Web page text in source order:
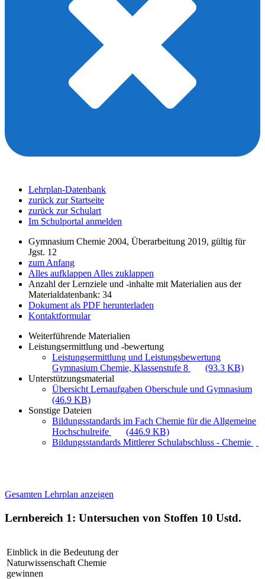
Lehrplan-Datenbank
zurück zur Startseite
zurück zur Schulart
Im Schulportal anmelden
Gymnasium Chemie 2004, Überarbeitung 2019, gültig für
Jgst. 12
zum Anfang
Alles aufklappen Alles zuklappen
Anzahl der Lernziele und -inhalte mit Materialien aus der
Materialdatenbank: 34
Dokument als PDF herunterladen
Kontaktformular
Weiterführende Materialien
Leistungsermittlung und -bewertung
Leistungsermittlung und Leistungsbewertung
Gymnasium Chemie, Klassenstufe 8
(93.3 KB)
Unterstützungsmaterial
Übersicht Lernaufgaben Oberschule und Gymnasium
(46.9 KB)
Sonstige Dateien
Bildungsstandards im Fach Chemie für die Allgemeine
Hochschulreife
(446.9 KB)
Bildungsstandards Mittlerer Schulabschluss - Chemie
Gesamten Lehrplan anzeigen
Lernbereich 1: Untersuchen von Stoffen 10 Ustd.
Einblick in die Bedeutung der
Naturwissenschaft Chemie
gewinnen